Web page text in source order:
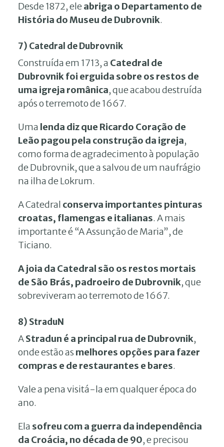
Desde 1872, eleabriga o Departamento de
História do Museu de Dubrovnik.
7) Catedral de Dubrovnik
Construída em 1713, a Catedral de
Dubrovnik foi erguida sobre os restos de
uma igreja românica, que acabou destruída
após o terremoto de 1667.
Uma lenda diz que Ricardo Coração de
Leão pagou pela construção da igreja,
como forma de agradecimento à população
de Dubrovnik, que a salvou de um naufrágio
na ilha de Lokrum.
A Catedral conserva importantes pinturas
croatas, flamengas e italianas. A mais
importante é “A Assunção de Maria”, de
Ticiano.
A joia da Catedral são os restos mortais
de São Brás, padroeiro de Dubrovnik, que
sobreviveram ao terremoto de 1667.
8) StraduN
AStradun é a principal rua de Dubrovnik,
onde estão as melhores opções para fazer
compras e de restaurantes e bares.
Vale a pena visitá-la em qualquer época do
ano.
Ela sofreu com a guerra da independência
da Croácia, no década de 90, e precisou